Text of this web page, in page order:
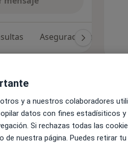
Aseguradoras
tratamiento a las
a niños y
terapéutico
y a nuestros colaboradores
datos con fines estadísiticos
Si rechazas todas las
de nuestra página. Puedes retirar